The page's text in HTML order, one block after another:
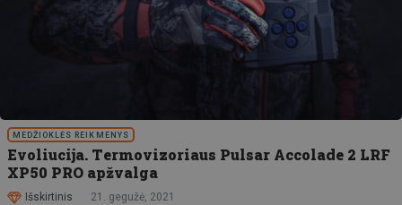
MEDŽIOKLĖS REIKMENYS
Evoliucija. Termovizoriaus Pulsar Accolade 2 LRF
XP50 PRO apžvalga
Išskirtinis 21. gegužė, 2021